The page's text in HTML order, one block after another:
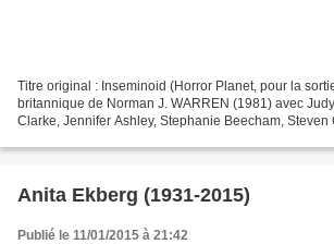
Titre original : Inseminoid (Horror Planet, pour la
britannique de Norman J. WARREN (1981) avec
Clarke, Jennifer Ashley, Stephanie Beecham, Steven
Anita Ekberg (1931-2015)
Publié le 11/01/2015 à 21:42